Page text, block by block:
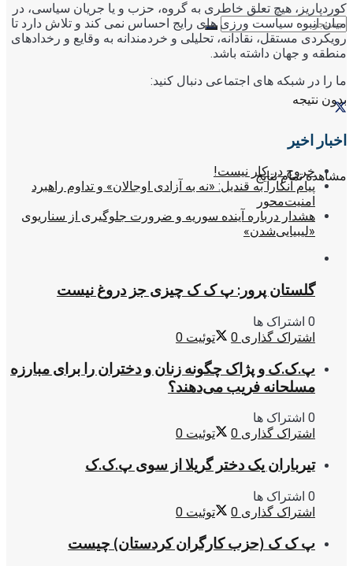
بدون نتیجه
مشاهده تمام نتایج
کوردپاریز، هیچ تعلق خاطری به گروه، حزب و یا جریان سیاسی، در
میان انبوه سیاست ورزی های رایج احساس نمی کند و تلاش دارد تا
رویکردی مستقل، نقادانه، تحلیلی و خردمندانه به وقایع و رخدادهای
منطقه و جهان داشته باشد.
ما را در شبکه های اجتماعی دنبال کنید:
اخبار اخیر
خروج در کار نیست!
پیام آنکارا به قندیل: «نه به آزادی اوجالان» و تداوم راهبرد
امنیت‌محور
هشدار درباره آینده سوریه و ضرورت جلوگیری از سناریوی
«لیبیایی‌شدن»
گلستان پرور: پ ک ک چیزی جز دروغ نیست
0 اشتراک ها
اشتراک گذاری 0 توئیت 0
پ.ک.ک و پژاک چگونه زنان و دختران را برای مبارزه
مسلحانه فریب می‌دهند؟
0 اشتراک ها
اشتراک گذاری 0 توئیت 0
تیرباران یک دختر گریلا از سوی پ.ک.ک
0 اشتراک ها
اشتراک گذاری 0 توئیت 0
پ ک ک (حزب کارگران کردستان) چیست